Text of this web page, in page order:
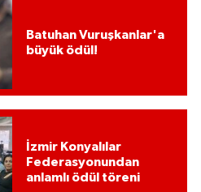
Batuhan Vuruşkanlar'a
büyük ödül!
İzmir Konyalılar
Federasyonundan
anlamlı ödül töreni